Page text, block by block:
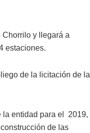
Chorrilo y llegará a
estaciones.
de la licitación de la
la entidad para el 2019,
de las